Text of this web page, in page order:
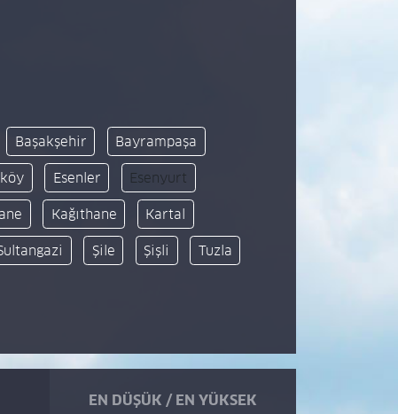
Başakşehir Bayrampaşa
Esenler Esenyurt
Kağıthane Kartal
Şile Şişli Tuzla
EN DÜŞÜK / EN YÜKSEK